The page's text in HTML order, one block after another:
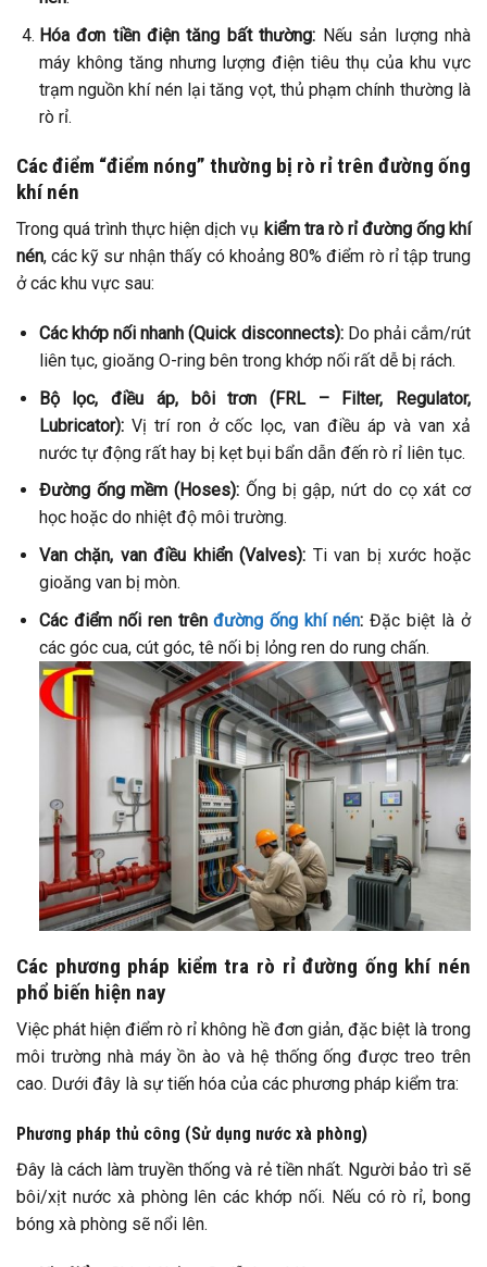
Hóa đơn tiền điện tăng bất thường: Nếu sản lượng nhà
máy không tăng nhưng lượng điện tiêu thụ của khu vực
trạm nguồn khí nén lại tăng vọt, thủ phạm chính thường là
rò rỉ.
Các điểm “điểm nóng” thường bị rò rỉ trên đường ống
khí nén
Trong quá trình thực hiện dịch vụ kiểm tra rò rỉ đường ống khí
nén, các kỹ sư nhận thấy có khoảng 80% điểm rò rỉ tập trung
ở các khu vực sau:
Các khớp nối nhanh (Quick disconnects):Do phải cắm/rút
liên tục, gioăng O-ring bên trong khớp nối rất dễ bị rách.
Bộ lọc, điều áp, bôi trơn (FRL – Filter, Regulator,
Lubricator):Vị trí ron ở cốc lọc, van điều áp và van xả
nước tự động rất hay bị kẹt bụi bẩn dẫn đến rò rỉ liên tục.
Đường ống mềm (Hoses): Ống bị gập, nứt do cọ xát cơ
học hoặc do nhiệt độ môi trường.
Van chặn, van điều khiển (Valves): Ti van bị xước hoặc
gioăng van bị mòn.
Các điểm nối ren trên đường ống khí nén: Đặc biệt là ở
các góc cua, cút góc, tê nối bị lỏng ren do rung chấn.
Các phương pháp kiểm tra rò rỉ đường ống khí nén
phổ biến hiện nay
Việc phát hiện điểm rò rỉ không hề đơn giản, đặc biệt là trong
môi trường nhà máy ồn ào và hệ thống ống được treo trên
cao. Dưới đây là sự tiến hóa của các phương pháp kiểm tra:
Phương pháp thủ công (Sử dụng nước xà phòng)
Đây là cách làm truyền thống và rẻ tiền nhất. Người bảo trì sẽ
bôi/xịt nước xà phòng lên các khớp nối. Nếu có rò rỉ, bong
bóng xà phòng sẽ nổi lên.